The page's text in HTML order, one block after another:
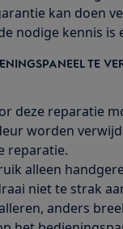
kan doen
nodige kennis is
TE
deze reparatie
worden
reparatie.
alleen
niet te strak
anders